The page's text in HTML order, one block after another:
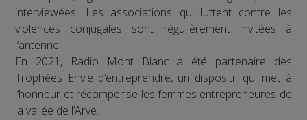
interviewées. Les associations qui luttent contre les
violences conjugales sont régulièrement invitées à
l’antenne.
En 2021, Radio Mont Blanc a été partenaire des
Trophées Envie d’entreprendre, un dispositif qui met à
l’honneur et récompense les femmes entrepreneures de
la vallée de l’Arve.